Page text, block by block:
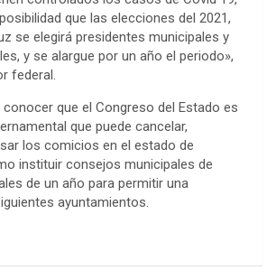
que las elecciones del 2021,
se elegirá presidentes municipales y
y se alargue por un año el periodo»,
federal.
que el Congreso del Estado es
que puede cancelar,
los comicios en el estado de
instituir consejos municipales de
de un año para permitir una
ayuntamientos.